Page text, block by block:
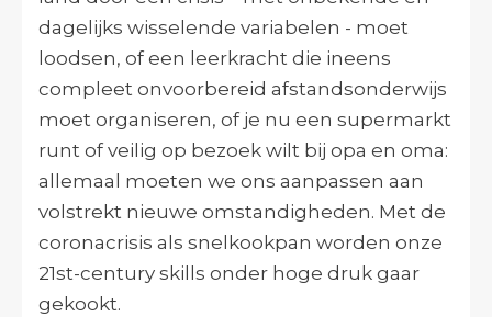
dagelijks wisselende variabelen - moet
loodsen, of een leerkracht die ineens
compleet onvoorbereid afstandsonderwijs
moet organiseren, of je nu een supermarkt
runt of veilig op bezoek wilt bij opa en oma:
allemaal moeten we ons aanpassen aan
volstrekt nieuwe omstandigheden. Met de
coronacrisis als snelkookpan worden onze
21st-century skills onder hoge druk gaar
gekookt.